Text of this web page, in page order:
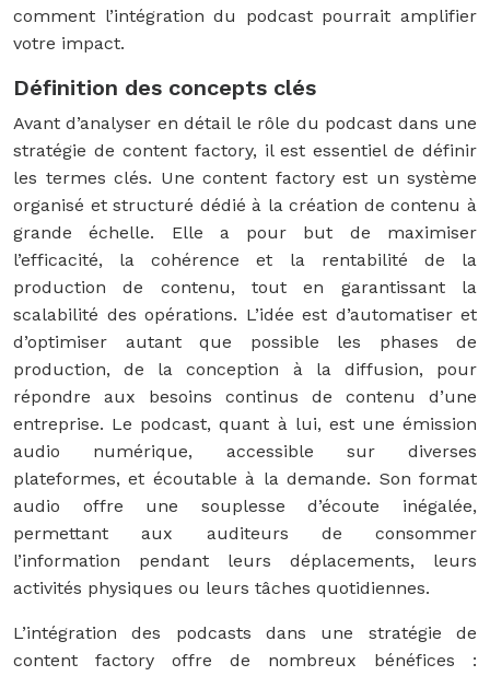
comment l’intégration du podcast pourrait amplifier
votre impact.
Définition des concepts clés
Avant d’analyser en détail le rôle du podcast dans une
stratégie de content factory, il est essentiel de définir
les termes clés. Une content factory est un système
organisé et structuré dédié à la création de contenu à
grande échelle. Elle a pour but de maximiser
l’efficacité, la cohérence et la rentabilité de la
production de contenu, tout en garantissant la
scalabilité des opérations. L’idée est d’automatiser et
d’optimiser autant que possible les phases de
production, de la conception à la diffusion, pour
répondre aux besoins continus de contenu d’une
entreprise. Le podcast, quant à lui, est une émission
audio numérique, accessible sur diverses
plateformes, et écoutable à la demande. Son format
audio offre une souplesse d’écoute inégalée,
permettant aux auditeurs de consommer
l’information pendant leurs déplacements, leurs
activités physiques ou leurs tâches quotidiennes.
L’intégration des podcasts dans une stratégie de
content factory offre de nombreux bénéfices :